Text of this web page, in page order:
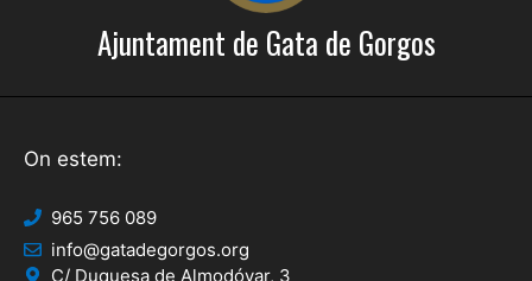
Ajuntament de Gata de Gorgos
On estem:
965 756 089
info@gatadegorgos.org
C/ Duquesa de Almodóvar, 3